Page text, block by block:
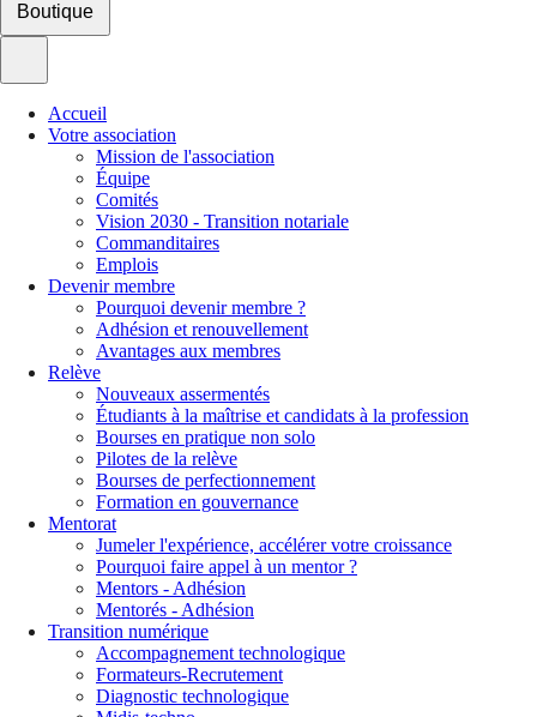
Boutique
Accueil
Votre association
Mission de l'association
Équipe
Comités
Vision 2030 - Transition notariale
Commanditaires
Emplois
Devenir membre
Pourquoi devenir membre ?
Adhésion et renouvellement
Avantages aux membres
Relève
Nouveaux assermentés
Étudiants à la maîtrise et candidats à la profession
Bourses en pratique non solo
Pilotes de la relève
Bourses de perfectionnement
Formation en gouvernance
Mentorat
Jumeler l'expérience, accélérer votre croissance
Pourquoi faire appel à un mentor ?
Mentors - Adhésion
Mentorés - Adhésion
Transition numérique
Accompagnement technologique
Formateurs-Recrutement
Diagnostic technologique